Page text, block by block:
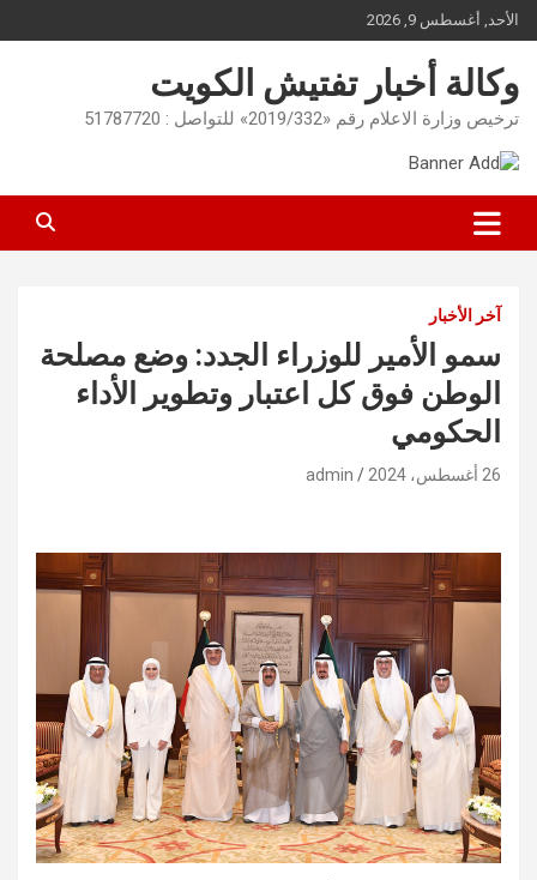
Skip
to
content
الأحد, أغسطس 9, 2026
وكالة أخبار تفتيش الكويت
ترخيص وزارة الاعلام رقم «2019/332» للتواصل : 51787720
آخر الأخبار
سمو الأمير للوزراء الجدد: وضع مصلحة
الوطن فوق كل اعتبار وتطوير الأداء
الحكومي
26 أغسطس، 2024 admin